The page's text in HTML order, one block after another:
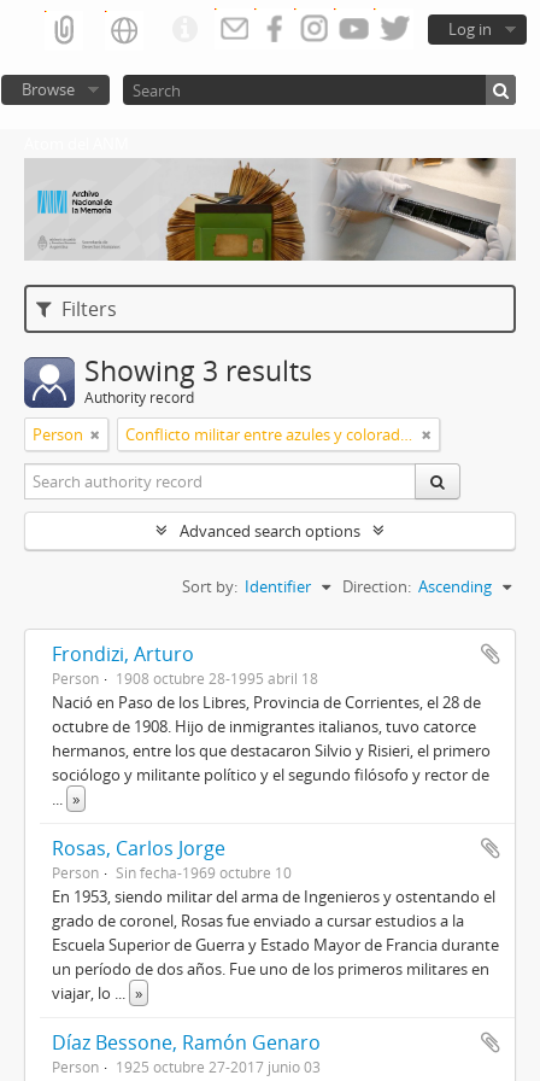
Log in
Browse
Filters
Showing 3 results
Authority record
Person Conflicto militar entre azules y colorados
Advanced search options
Sort by: Identifier Direction: Ascending
Frondizi, Arturo
Person 1908 octubre 28-1995 abril 18
Nació en Paso de los Libres, Provincia de Corrientes, el 28 de
octubre de 1908. Hijo de inmigrantes italianos, tuvo catorce
hermanos, entre los que destacaron Silvio y Risieri, el primero
sociólogo y militante político y el segundo filósofo y rector de
... »
Rosas, Carlos Jorge
Person Sin fecha-1969 octubre 10
En 1953, siendo militar del arma de Ingenieros y ostentando el
grado de coronel, Rosas fue enviado a cursar estudios a la
Escuela Superior de Guerra y Estado Mayor de Francia durante
un período de dos años. Fue uno de los primeros militares en
viajar, lo ... »
Díaz Bessone, Ramón Genaro
Person 1925 octubre 27-2017 junio 03